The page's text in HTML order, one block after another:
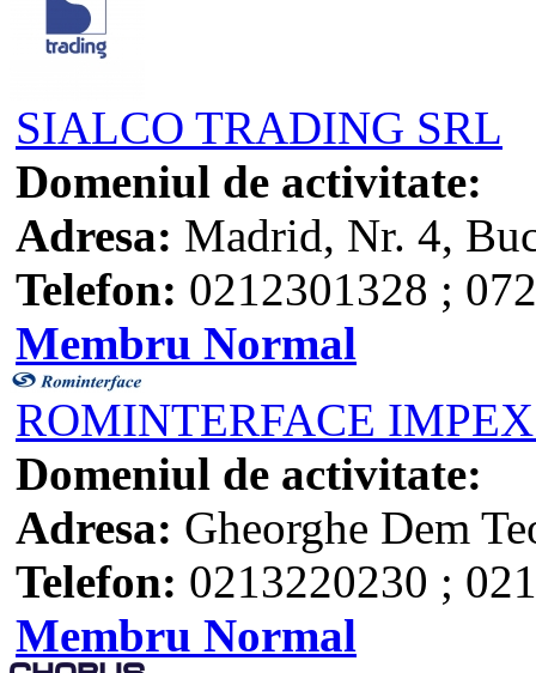
SIALCO TRADING SRL
Domeniul de activitate:
Adresa: Madrid, Nr. 4,
Telefon: 0212301328 ;
Membru Normal
ROMINTERFACE
Domeniul de activitate:
Adresa: Gheorghe Dem
Telefon: 0213220230 ;
Membru Normal